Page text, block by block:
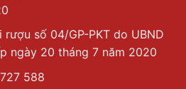
số 04/GP-PKT do UBND
ngày 20 tháng 7 năm 2020
588